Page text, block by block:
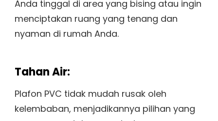
Anda tinggal di area yang bising atau ingin
menciptakan ruang yang tenang dan
nyaman di rumah Anda.
Tahan Air:
Plafon PVC tidak mudah rusak oleh
kelembaban, menjadikannya pilihan yang